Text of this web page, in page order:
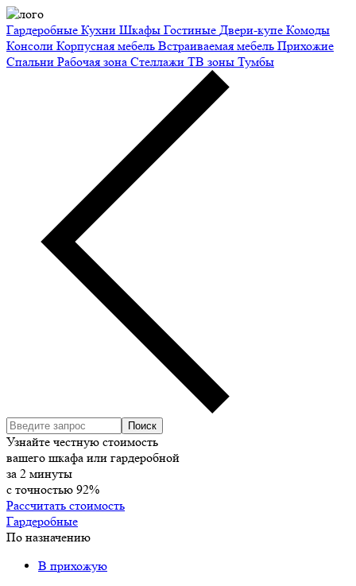
Гардеробные Кухни Шкафы Гостиные Двери-купе Комоды
Консоли Корпусная мебель Встраиваемая мебель Прихожие
Спальни Рабочая зона Стеллажи ТВ зоны Тумбы
Узнайте честную стоимость
вашего шкафа или гардеробной
за 2 минуты
с точностью 92%
Рассчитать стоимость
Гардеробные
По назначению
В прихожую